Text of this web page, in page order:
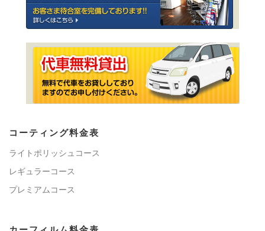
コーティング料金表
ライトポリッシュコース
レギュラーコース
プレミアムコース